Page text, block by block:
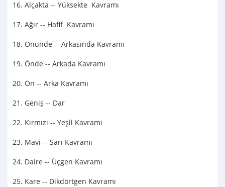
16. Alçakta -- Yüksekte Kavramı
17. Ağır -- Hafif Kavramı
18. Önünde -- Arkasında Kavramı
19. Önde -- Arkada Kavramı
20. Ön -- Arka Kavramı
21. Geniş -- Dar
22. Kırmızı -- Yeşil Kavramı
23. Mavi -- Sarı Kavramı
24. Daire -- Üçgen Kavramı
25. Kare -- Dikdörtgen Kavramı